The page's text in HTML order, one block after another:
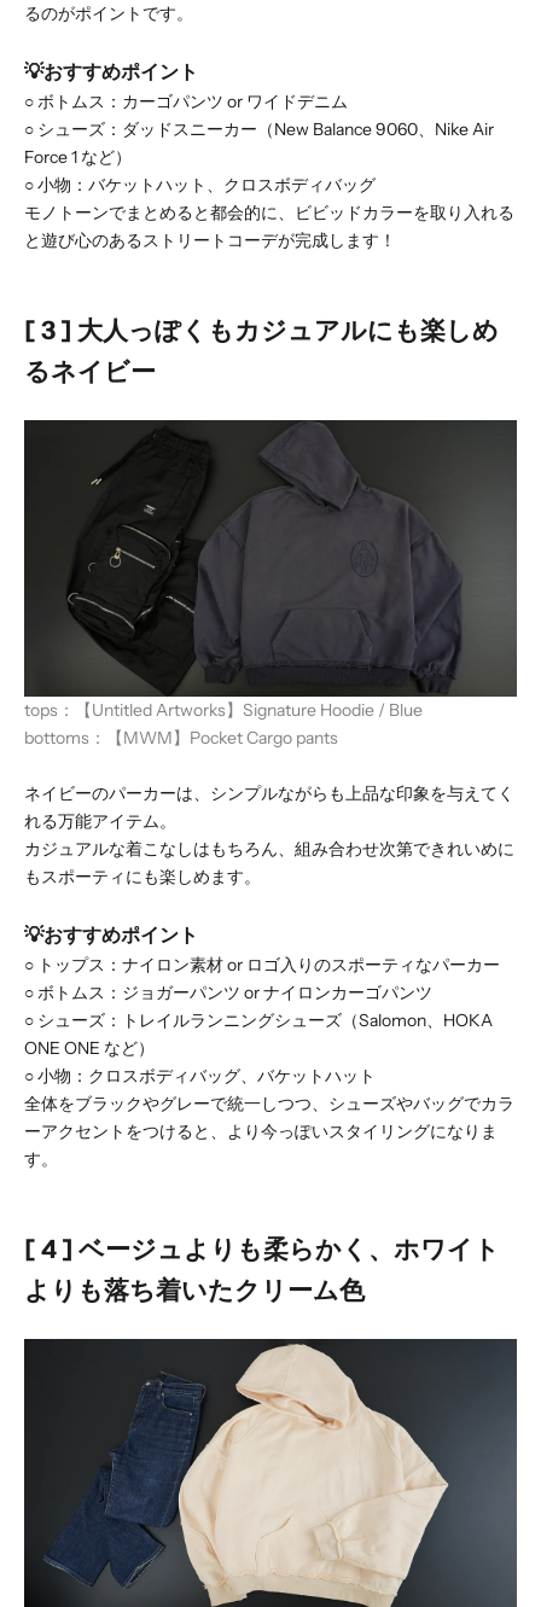
るのがポイントです。
💡おすすめポイント
○ ボトムス：カーゴパンツ or ワイドデニム
○ シューズ：ダッドスニーカー（New Balance 9060、Nike Air
Force 1 など）
○小物：バケットハット、クロスボディバッグ
モノトーンでまとめると都会的に、ビビッドカラーを取り入れる
と遊び心のあるストリートコーデが完成します！
[ 3 ] 大人っぽくもカジュアルにも楽しめ
るネイビー
tops：
【Untitled Artworks】Signature Hoodie / Blue
bottoms：
【MWM】Pocket Cargo pants
ネイビーのパーカーは、シンプルながらも上品な印象を与えてく
れる万能アイテム。
カジュアルな着こなしはもちろん、組み合わせ次第できれいめに
もスポーティにも楽しめます。
💡おすすめポイント
○ トップス：ナイロン素材 or ロゴ入りのスポーティなパーカー
○ボトムス：ジョガーパンツ or ナイロンカーゴパンツ
○ シューズ：トレイルランニングシューズ（Salomon、HOKA
ONE ONE など）
○小物：クロスボディバッグ、バケットハット
全体をブラックやグレーで統一しつつ、シューズやバッグでカラ
ーアクセントをつけると、より今っぽいスタイリングになりま
す。
[ 4 ] ベージュよりも柔らかく、ホワイト
よりも落ち着いたクリーム色